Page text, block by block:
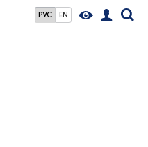
РУС EN